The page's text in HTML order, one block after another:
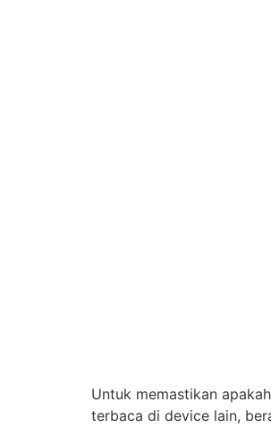
Untuk memastikan
terbaca di device lain,